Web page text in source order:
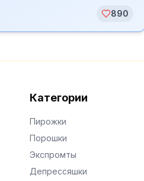
890
Категории
Пирожки
Порошки
Экспромты
Депрессяшки